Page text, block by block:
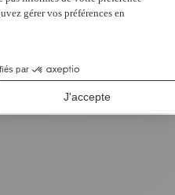
à l'achat de 2
et plus.